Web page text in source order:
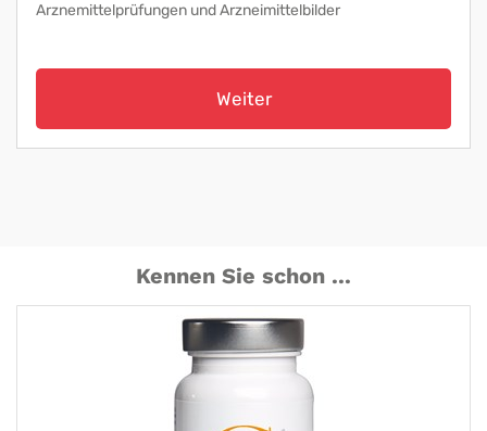
Arznemittelprüfungen und Arzneimittelbilder
Weiter
Kennen Sie schon ...